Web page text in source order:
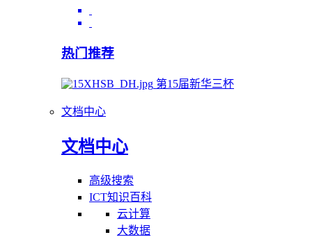
热门推荐
第15届新华三杯
文档中心
文档中心
高级搜索
ICT知识百科
云计算
大数据